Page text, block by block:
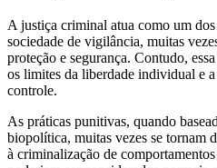
A justiça criminal atua como um
sociedade de vigilância, muitas
proteção e segurança. Contudo,
os limites da liberdade individual e
controle.
As práticas punitivas, quando
biopolítica, muitas vezes se tornam
à criminalização de